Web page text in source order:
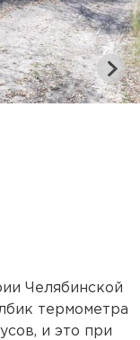
Челябинской
термометра
и это при